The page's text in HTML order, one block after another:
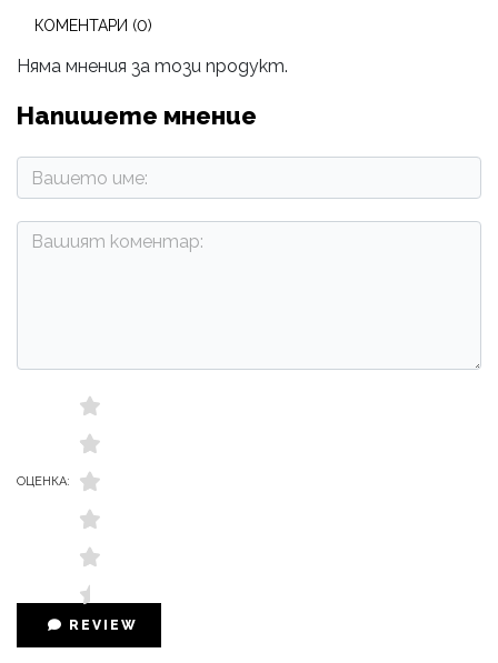
КОМЕНТАРИ (0)
Няма мнения за този продукт.
Напишете мнение
ОЦЕНКА:
REVIEW